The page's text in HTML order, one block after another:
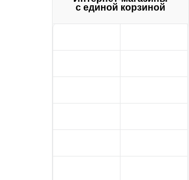
с единой корзиной